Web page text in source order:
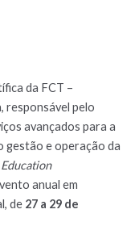
da FCT –
responsável pelo
avançados para a
gestão e operação da
anual em
de 27 a 29 de